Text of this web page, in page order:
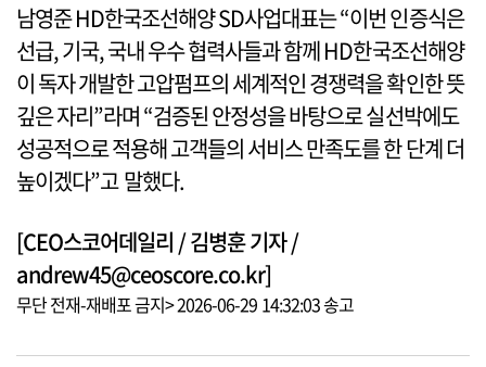
남영준 HD한국조선해양 SD사업대표는 “이번 인증식은
선급, 기국, 국내 우수 협력사들과 함께 HD한국조선해양
이 독자 개발한 고압펌프의 세계적인 경쟁력을 확인한 뜻
깊은 자리”라며 “검증된 안정성을 바탕으로 실선박에도
성공적으로 적용해 고객들의 서비스 만족도를 한 단계 더
높이겠다”고 말했다.
[CEO스코어데일리 / 김병훈 기자 /
andrew45@ceoscore.co.kr]
무단 전재-재배포 금지> 2026-06-29 14:32:03 송고